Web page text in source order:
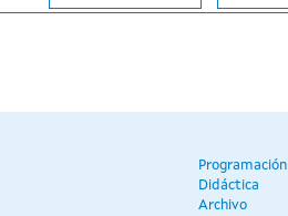
Programación
Didáctica
Archivo